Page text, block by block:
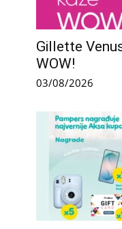
Gillette
WOW!
03/08/2026